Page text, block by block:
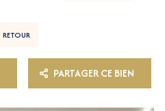
RETOUR
PARTAGER CE BIEN